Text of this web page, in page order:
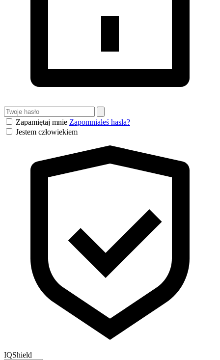
Zapamiętaj mnie Zapomniałeś hasła?
Jestem człowiekiem
IQShield